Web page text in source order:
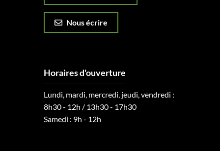
Nous écrire
Horaires d'ouverture
Lundi, mardi, mercredi, jeudi, vendredi :
8h30 - 12h / 13h30 - 17h30
Samedi : 9h - 12h